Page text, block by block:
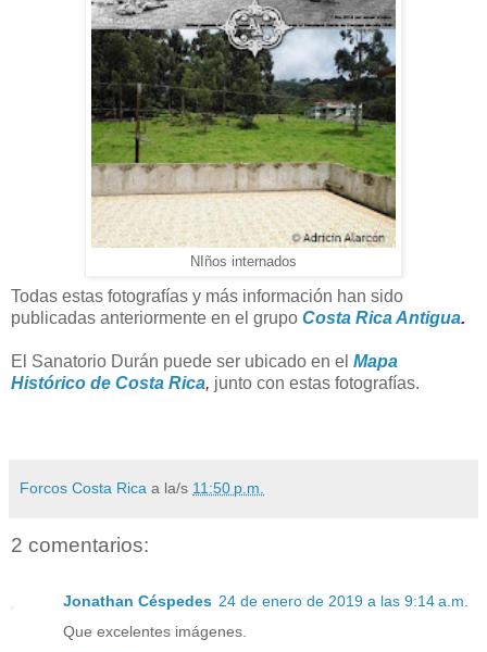
NIños internados
Todas estas fotografías y más información han sido
publicadas anteriormente en el grupo Costa Rica Antigua.
El Sanatorio Durán puede ser ubicado en el Mapa
Histórico de Costa Rica, junto con estas fotografías.
Forcos Costa Rica a la/s 11:50 p.m.
2 comentarios:
Jonathan Céspedes 24 de enero de 2019 a las 9:14 a.m.
Que excelentes imágenes.